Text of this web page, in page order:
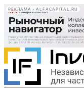
РЕКЛАМА • ALFACAPITAL.RU